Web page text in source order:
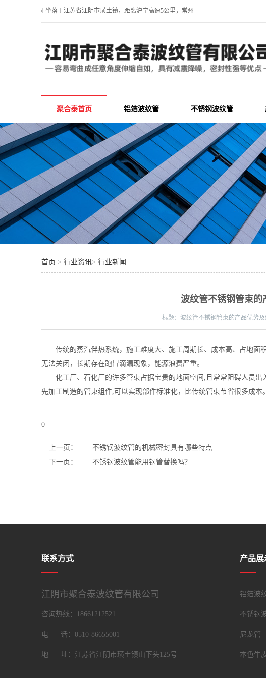
纹管有限公司 坐落于江苏省江阴市璜土镇，距离沪宁高速5公里，常州高铁北站10分钟车程，常
聚合泰首页 铝箔波纹管 不锈钢波纹管
首页 > 行业资讯> 行业新闻
波纹管不锈钢管束的
标题： 波纹管不锈钢管束的产品优势
传统的蒸汽伴热系统，施工难度大、施工周期长、成本高、占地面
无法关闭，长期存在跑冒滴漏现象，能源浪费严重。
化工厂、石化厂的许多管束占据宝贵的地面空间,且常常阻碍人员出
先加工制造的管束组件,可以实现部件标准化，比传统管束节省很多成本。
0
上一页：
不锈钢波纹管的机械密封具有哪些特点
下一页：
不锈钢波纹管能用钢管替换吗？
联系方式
江阴市聚合泰波纹管有限公司
咨询热线：18661212521
电 话：0510-86655001
地 址：江苏省江阴市璜土镇山下头125号
产品展
铝箔波
不锈钢
尼龙管
本色牛